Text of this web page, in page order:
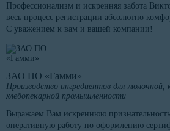
Профессионализм и искренняя забота
весь процесс регистрации абсолютно
С уважением к вам и вашей компании!
ЗАО ПО «Гамми»
Производство ингредиентов для молочной,
хлебопекарной промышленности
Выражаем Вам искреннюю
оперативную работу по оформлению